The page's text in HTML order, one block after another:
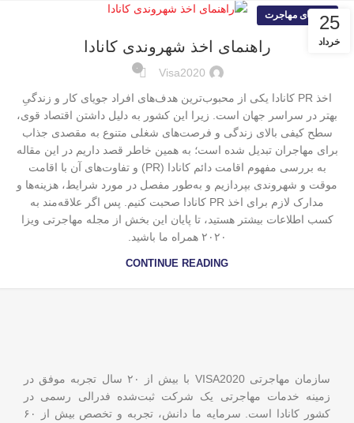
25
خرداد
راهنمای مهاجرت
راهنمای اخذ شهروندی کانادا
Visa2020 ۰
اخذ PR کانادا یکی از محبوب‌ترین هدف‌های افراد جویای کار و زندگیِ
بهتر در سراسر جهان است. زیرا این کشور به دلیل داشتن اقتصاد قوی،
سطح کیفی بالای زندگی و فرصت‌های شغلی متنوع به مقصدی جذاب
برای مهاجران تبدیل شده است؛ به همین خاطر قصد داریم در این مقاله
به بررسی مفهوم اقامت دائم کانادا (PR) و تفاوت‌های آن با اقامت
موقت و شهروندی بپردازیم و به‌طور مفصل در مورد شرایط، هزینه‌ها و
مدارک لازم برای اخذ PR کانادا صحبت کنیم. پس اگر علاقه‌مند به
کسب اطلاعات بیشتر هستید، تا پایان این بخش از مجله مهاجرتی ویزا
۲۰۲۰ همراه ما باشید.
CONTINUE READING
سازمان مهاجرتی VISA2020 با بیش از ۲۰ سال تجربه موفق در
زمینه خدمات مهاجرتی یک شرکت ثبت‌شده فدرالی رسمی در
کشور کانادا است. سرمایه ما دانش، تجربه و تخصص بیش از ۶۰